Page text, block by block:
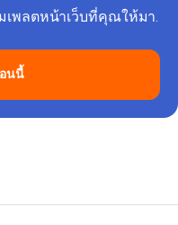
เพลตหน้าเว็บที่คุณให้มา.
นนี้